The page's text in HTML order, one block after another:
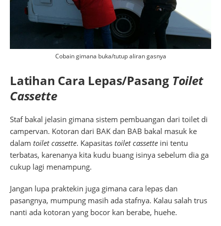
Cobain gimana buka/tutup aliran gasnya
Latihan Cara Lepas/Pasang Toilet
Cassette
Staf bakal jelasin gimana sistem pembuangan dari toilet di
campervan. Kotoran dari BAK dan BAB bakal masuk ke
dalam toilet cassette. Kapasitas toilet cassette ini tentu
terbatas, karenanya kita kudu buang isinya sebelum dia ga
cukup lagi menampung.
Jangan lupa praktekin juga gimana cara lepas dan
pasangnya, mumpung masih ada stafnya. Kalau salah trus
nanti ada kotoran yang bocor kan berabe, huehe.